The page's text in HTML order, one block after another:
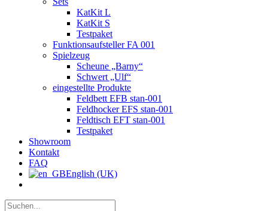
KatKit L
KatKit S
Testpaket
Funktionsaufsteller FA 001
Spielzeug
Scheune „Barny“
Schwert „Ulf“
eingestellte Produkte
Feldbett EFB stan-001
Feldhocker EFS stan-001
Feldtisch EFT stan-001
Testpaket
Showroom
Kontakt
FAQ
English (UK)
Suche